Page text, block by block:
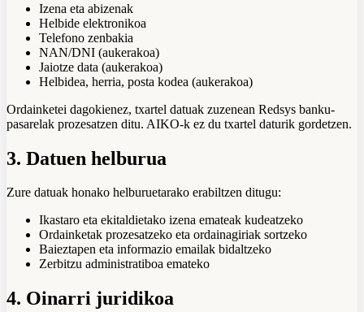
Izena eta abizenak
Helbide elektronikoa
Telefono zenbakia
NAN/DNI (aukerakoa)
Jaiotze data (aukerakoa)
Helbidea, herria, posta kodea (aukerakoa)
Ordainketei dagokienez, txartel datuak zuzenean Redsys banku-
pasarelak prozesatzen ditu. AIKO-k ez du txartel daturik gordetzen.
3. Datuen helburua
Zure datuak honako helburuetarako erabiltzen ditugu:
Ikastaro eta ekitaldietako izena emateak kudeatzeko
Ordainketak prozesatzeko eta ordainagiriak sortzeko
Baieztapen eta informazio emailak bidaltzeko
Zerbitzu administratiboa emateko
4. Oinarri juridikoa